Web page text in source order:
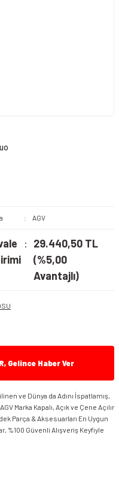
AGV
29.440,50 TL
(%5,00
Avantajlı)
Gelince Haber Ver
ve Dünya da Adını İspatlamış,
Marka Kapalı, Açık ve Çene Açılır
Parça & Aksesuarları En Uygun
%100 Güvenli Alışveriş Keyfiyle